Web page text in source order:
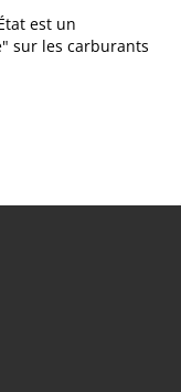
est un
sur les carburants